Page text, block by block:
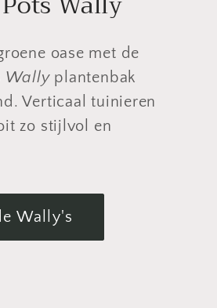
oase met de
Wally plantenbak
Verticaal tuinieren
zo stijlvol en
Wally's